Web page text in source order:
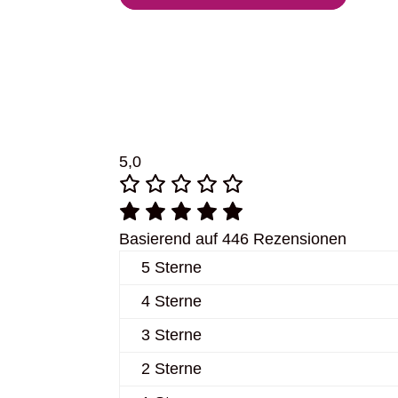
5,0
Basierend auf 446 Rezensionen
5 Sterne
4 Sterne
3 Sterne
2 Sterne